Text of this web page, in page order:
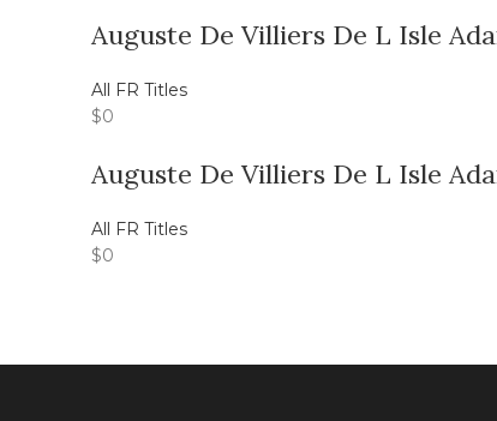
Auguste De Villiers De L Isle
All FR Titles
$0
Auguste De Villiers De L Isle
All FR Titles
$0